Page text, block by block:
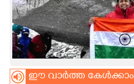
INFO+
ART
ഈ വാർത്ത കേൾക്കാം